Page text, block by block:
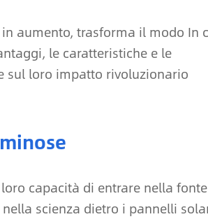
aumento, trasforma il modo In
le caratteristiche e le
sul loro impatto rivoluzionario
capacità di entrare nella
scienza dietro i pannelli